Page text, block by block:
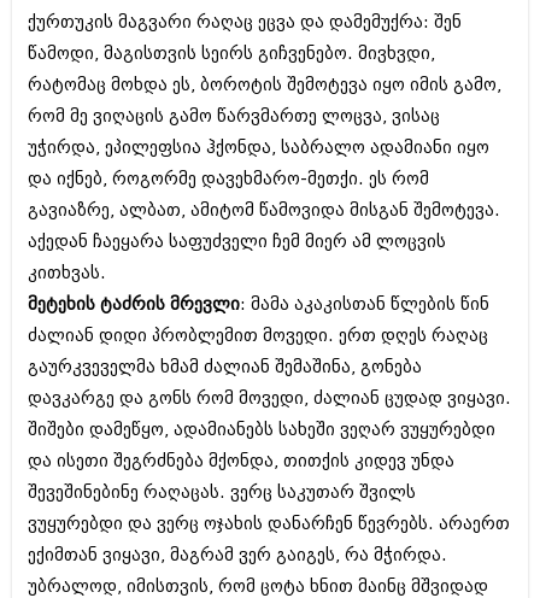
თებერვალი 2014 (318)
იანვარი 2014 (297)
დეკემბერი 2013 (365)
ოქტომბერი 2013 (256)
სექტემბერი 2013 (368)
აგვისტო 2013 (89)
ივლისი 2013 (182)
ივნისი 2013 (212)
მაისი 2013 (259)
აპრილი 2013 (304)
მარტი 2013 (352)
თებერვალი 2013 (204)
იანვარი 2013 (334)
დეკემბერი 2012 (98)
ნოემბერი 2012 (295)
სექტემბერი 2012 (264)
აგვისტო 2012 (268)
ივლისი 2012 (322)
ივნისი 2012 (282)
მაისი 2012 (240)
აპრილი 2012 (294)
მარტი 2012 (259)
ქურთუკის მაგვარი რაღაც ეცვა და დამემუქრა: შენ
წამოდი, მაგისთვის სეირს გიჩვენებო. მივხვდი,
რატომაც მოხდა ეს, ბოროტის შემოტევა იყო იმის გამო,
რომ მე ვიღაცის გამო წარვმართე ლოცვა, ვისაც
უჭირდა, ეპილეფსია ჰქონდა, საბრალო ადამიანი იყო
და იქნებ, როგორმე დავეხმარო-მეთქი. ეს რომ
გავიაზრე, ალბათ, ამიტომ წამოვიდა მისგან შემოტევა.
აქედან ჩაეყარა საფუძველი ჩემ მიერ ამ ლოცვის
კითხვას.
მეტეხის ტაძრის მრევლი: მამა აკაკისთან წლების წინ
ძალიან დიდი პრობლემით მოვედი. ერთ დღეს რაღაც
გაურკვეველმა ხმამ ძალიან შემაშინა, გონება
დავკარგე და გონს რომ მოვედი, ძალიან ცუდად ვიყავი.
შიშები დამეწყო, ადამიანებს სახეში ვეღარ ვუყურებდი
და ისეთი შეგრძნება მქონდა, თითქის კიდევ უნდა
შევეშინებინე რაღაცას. ვერც საკუთარ შვილს
ვუყურებდი და ვერც ოჯახის დანარჩენ წევრებს. არაერთ
ექიმთან ვიყავი, მაგრამ ვერ გაიგეს, რა მჭირდა.
უბრალოდ, იმისთვის, რომ ცოტა ხნით მაინც მშვიდად